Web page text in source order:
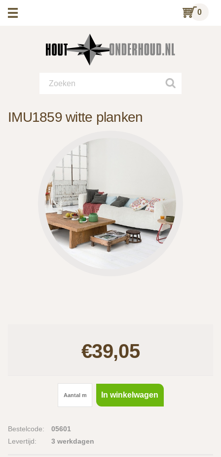
IMU1859 witte planken
€39,05
In winkelwagen
Bestelcode:
05601
Levertijd:
3 werkdagen
0